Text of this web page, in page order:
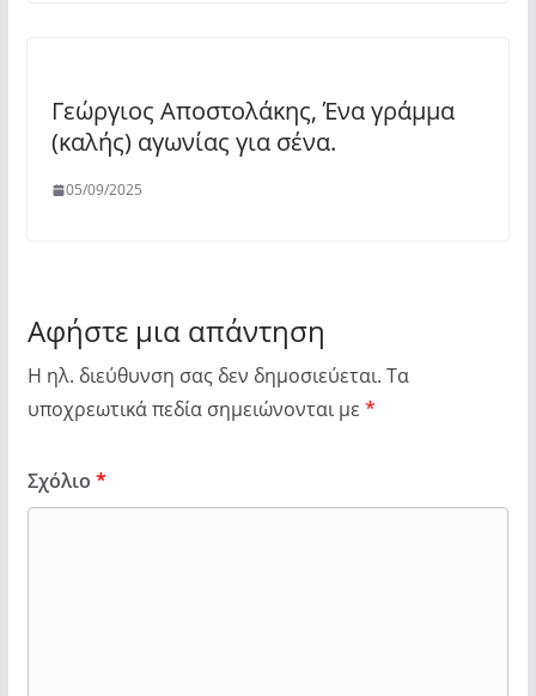
Γεώργιος Αποστολάκης, Ένα γράμμα
(καλής) αγωνίας για σένα.
05/09/2025
Αφήστε μια απάντηση
Η ηλ. διεύθυνση σας δεν δημοσιεύεται. Τα
υποχρεωτικά πεδία σημειώνονται με *
Σχόλιο *